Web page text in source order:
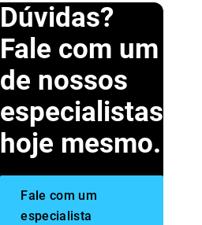
Dúvidas?
Fale com um
de nossos
especialistas
hoje mesmo.
Fale com um
especialista